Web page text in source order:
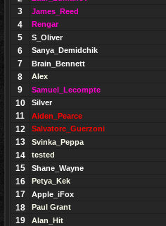
3 James_Reed
4 Rengar
5 S_Oliver
6 Sanya_Demidchik
7 Brain_Bennett
8 Alex
9 Samuel_Lecompte
10 Silver
11 Aiden_Pearce
12 Salvatore_Guerzoni
13 Svinka_Peppa
14 tested
15 Shane_Wayne
16 Petya_Kek
17 Apple_iFox
18 Paul Grant
19 Alan_Hit